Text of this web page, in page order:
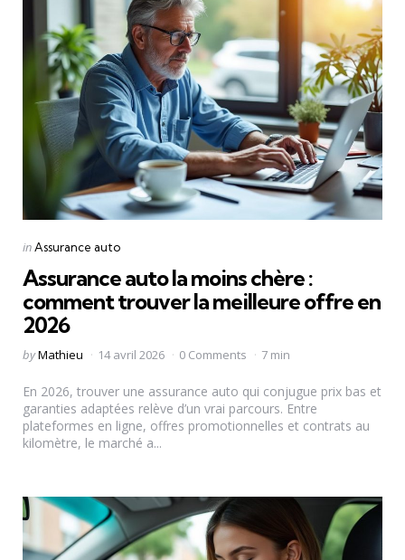
Categories
Posted
inAssurance auto
Assurance auto la moins chère :
comment trouver la meilleure offre en
2026
Posted
byMathieu 14 avril 2026 0 Comments 7 min
En 2026, trouver une assurance auto qui conjugue prix bas et
garanties adaptées relève d’un vrai parcours. Entre
plateformes en ligne, offres promotionnelles et contrats au
kilomètre, le marché a...